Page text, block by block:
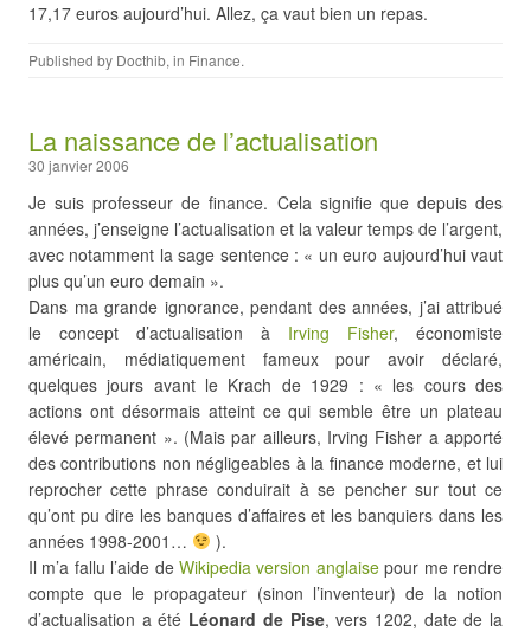
17,17 euros aujourd’hui. Allez, ça vaut bien un repas.
Published by Docthib, in Finance.
La naissance de l’actualisation
30 janvier 2006
Je suis professeur de finance. Cela signifie que depuis des
années, j’enseigne l’actualisation et la valeur temps de l’argent,
avec notamment la sage sentence : « un euro aujourd’hui vaut
plus qu’un euro demain ».
Dans ma grande ignorance, pendant des années, j’ai attribué
le concept d’actualisation à Irving Fisher, économiste
américain, médiatiquement fameux pour avoir déclaré,
quelques jours avant le Krach de 1929 : « les cours des
actions ont désormais atteint ce qui semble être un plateau
élevé permanent ». (Mais par ailleurs, Irving Fisher a apporté
des contributions non négligeables à la finance moderne, et lui
reprocher cette phrase conduirait à se pencher sur tout ce
qu’ont pu dire les banques d’affaires et les banquiers dans les
années 1998-2001…
).
Il m’a fallu l’aide de Wikipedia version anglaisepour me rendre
compte que le propagateur (sinon l’inventeur) de la notion
d’actualisation a été Léonard de Pise, vers 1202, date de la